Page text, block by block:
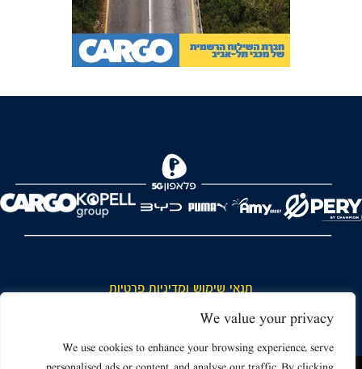
We value your privacy
We use cookies to enhance your browsing experience, serve
תנאי שימוש ומדיניות פרטיות
כללי כניסה והתנהגות באצטדיון ותנאי שימוש בכרטיסים
דרושים